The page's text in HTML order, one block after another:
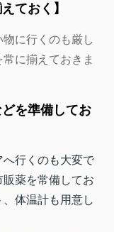
ておく】
に行くのも厳し
に揃えておきま
どを準備してお
行くのも大変で
薬を常備してお
体温計も用意し